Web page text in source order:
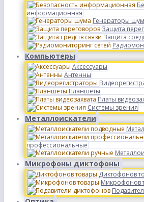
информационная
Генераторы
Защита
Защита
Компьютеры
Аксессуары
Антенны
Планшеты
Платы
Системы зрения
Металлоискатели
профессиональные
Микрофоны диктофоны
Диктофонов
Микрофонов